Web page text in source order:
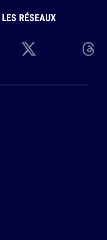
LES RÉSEAUX